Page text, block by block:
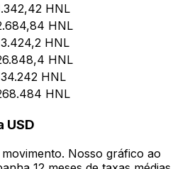
HNL
HNL
HNL
HNL
HNL
HNL
USD
Nosso gráfico ao